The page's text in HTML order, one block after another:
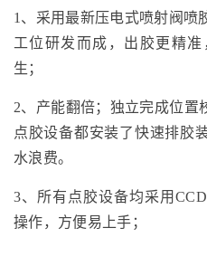
1、采用最新压电式喷射阀喷
工位研发而成，出胶更精
生；
2、产能翻倍；独立完成位置
点胶设备都安装了快速排胶
水浪费。
3、所有点胶设备均采用
操作，方便易上手；